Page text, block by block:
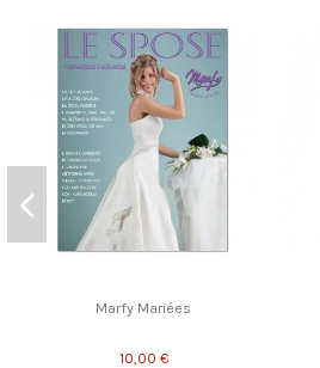
Marfy Mariées
10,00 €